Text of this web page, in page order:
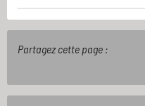
Partagez cette page :